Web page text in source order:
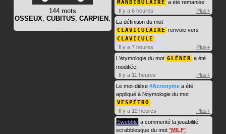
144 mots
OSSEUX, CUBITUS, CARPIEN ,
…
MANDIBULAIRE a été remaniée.
Il y a 6 heures
Plus+
La définition du mot
CLAVICULAIRE renvoie vers
CLAVICULE
Il y a 7 heures
Plus+
L'étymologie du mot GLÉNER a été
modifiée.
Il y a 11 heures
Plus+
Le mot-dièse #Acronyme a été
appliqué à l'étymologie du mot
VESPÉTRO
Il y a 12 heures
Plus+
Swebble a commenté la jouabilité
scrabblesque du mot MILF